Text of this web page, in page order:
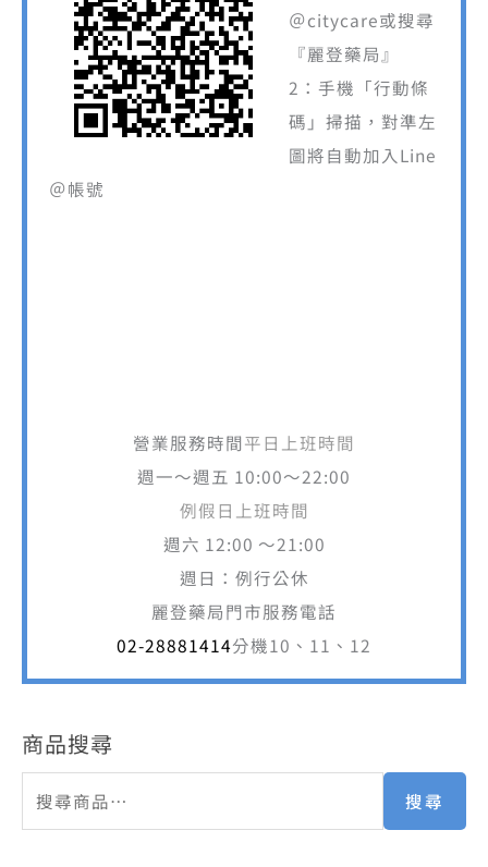
＠citycare或搜尋
『麗登藥局』
2：手機「行動條
碼」掃描，對準左
圖將自動加入Line
＠帳號
營業服務時間平日上班時間
週一～週五 10:00～22:00
例假日上班時間
週六 12:00 ～21:00
週日：例行公休
麗登藥局門市服務電話
02-28881414分機10、11、12
商品搜尋
搜尋